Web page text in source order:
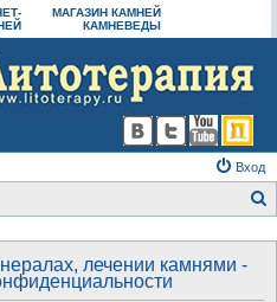
МАГАЗИН КАМНЕЙ
КАМНЕВЕДЫ
Вход
лечении камнями -